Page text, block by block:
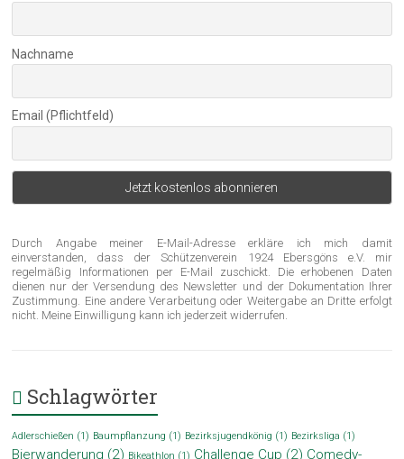
Nachname
Email (Pflichtfeld)
Durch Angabe meiner E-Mail-Adresse erkläre ich mich damit
einverstanden, dass der Schützenverein 1924 Ebersgöns e.V. mir
regelmäßig Informationen per E-Mail zuschickt. Die erhobenen Daten
dienen nur der Versendung des Newsletter und der Dokumentation Ihrer
Zustimmung. Eine andere Verarbeitung oder Weitergabe an Dritte erfolgt
nicht. Meine Einwilligung kann ich jederzeit widerrufen.
Schlagwörter
Adlerschießen (1) Baumpflanzung (1) Bezirksjugendkönig (1) Bezirksliga (1)
Bierwanderung (2) Bikeathlon (1) Challenge Cup (2) Comedy-